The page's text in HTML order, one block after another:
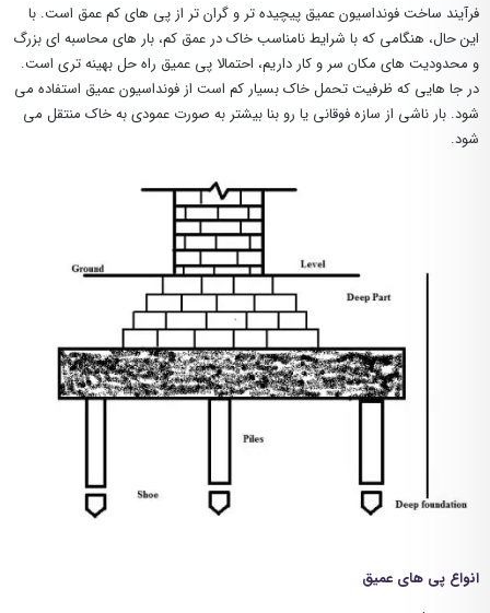
فرآیند ساخت فونداسیون عمیق پیچیده تر و گران تر از پی های کم عمق است. با
این حال، هنگامی که با شرایط نامناسب خاک در عمق کم، بار های محاسبه ای بزرگ
و محدودیت ‌های مکان سر و کار داریم، احتمالا پی عمیق راه‌ حل بهینه تری است.
در جا هایی که ظرفیت تحمل خاک بسیار کم است از فونداسیون عمیق استفاده می
شود. بار ناشی از سازه فوقانی یا رو بنا بیشتر به صورت عمودی به خاک منتقل می
شود.
انواع پی های عمیق